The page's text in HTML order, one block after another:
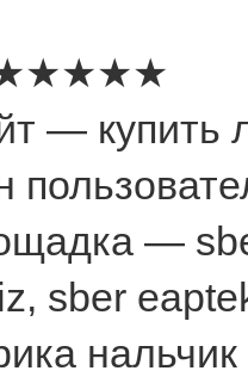
— купить
—
sber